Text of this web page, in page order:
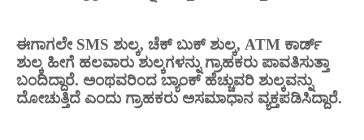
ಈಗಾಗಲೇ SMS ಶುಲ್ಕ, ಚೆಕ್ ಬುಕ್ ಶುಲ್ಕ, ATM ಕಾರ್ಡ್
ಶುಲ್ಕ ಹೀಗೆ ಹಲವಾರು ಶುಲ್ಕಗಳನ್ನು ಗ್ರಾಹಕರು ಪಾವತಿಸುತ್ತಾ
ಬಂದಿದ್ದಾರೆ. ಅಂಥವರಿಂದ ಬ್ಯಾಂಕ್ ಹೆಚ್ಚುವರಿ ಶುಲ್ಕವನ್ನು
ದೋಚುತ್ತಿದೆ ಎಂದು ಗ್ರಾಹಕರು ಅಸಮಾಧಾನ ವ್ಯಕ್ತಪಡಿಸಿದ್ದಾರೆ.